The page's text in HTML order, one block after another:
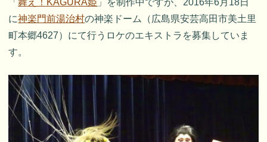
に神楽門前湯治村の神楽ドーム（広島県安芸高田市美土里
町本郷4627）にて行うロケのエキストラを募集していま
す。